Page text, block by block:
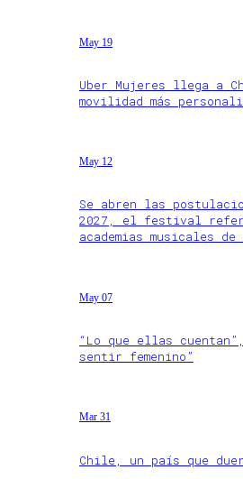
May 19
Uber Mujeres llega a
movilidad más
May 12
Se abren las
2027, el festival
academias musicales
May 07
“Lo que ellas
sentir femenino”
Mar 31
Chile, un país que